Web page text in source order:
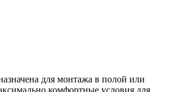
для монтажа в полой или